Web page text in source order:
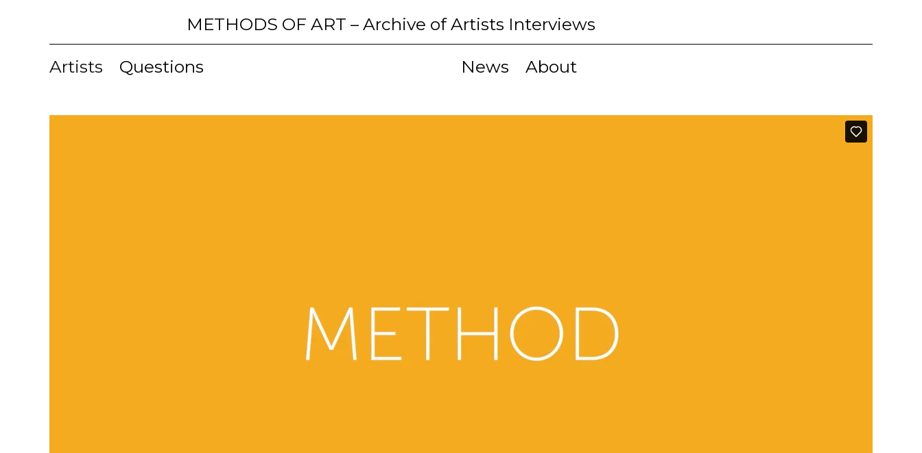
METHODS OF ART – Archive of Artists Interviews
Artists Questions News About